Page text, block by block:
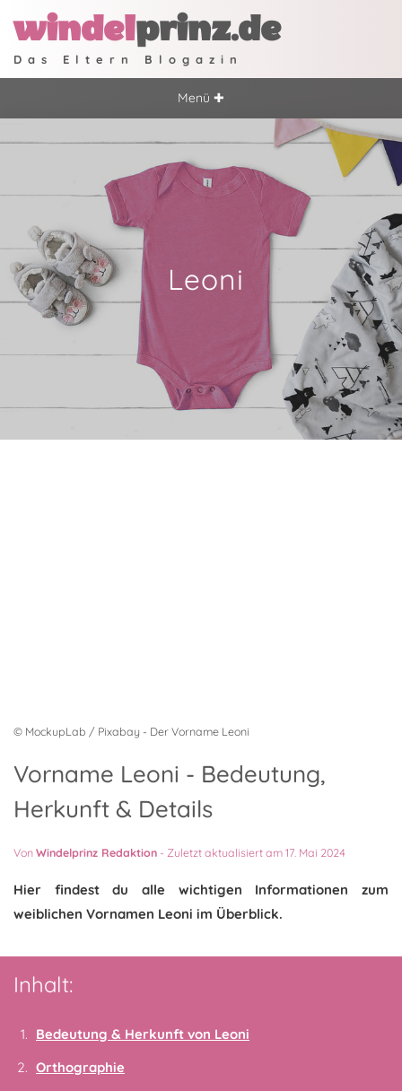
windelprinz.de
Das Eltern Blogazin
Menü ✚
Leoni
© MockupLab / Pixabay - Der Vorname Leoni
Vorname Leoni - Bedeutung,
Herkunft & Details
VonWindelprinz Redaktion - Zuletzt aktualisiert am 17. Mai 2024
Hier findest du alle wichtigen Informationen zum
weiblichen Vornamen Leoni im Überblick.
Inhalt:
Bedeutung & Herkunft von Leoni
Orthographie